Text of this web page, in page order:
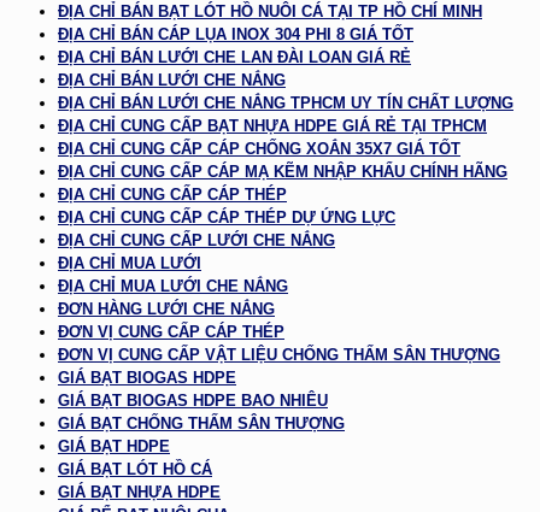
ĐỊA CHỈ BÁN BẠT LÓT HỒ NUÔI CÁ TẠI TP HỒ CHÍ MINH
ĐỊA CHỈ BÁN CÁP LỤA INOX 304 PHI 8 GIÁ TỐT
ĐỊA CHỈ BÁN LƯỚI CHE LAN ĐÀI LOAN GIÁ RẺ
ĐỊA CHỈ BÁN LƯỚI CHE NẮNG
ĐỊA CHỈ BÁN LƯỚI CHE NẮNG TPHCM UY TÍN CHẤT LƯỢNG
ĐỊA CHỈ CUNG CẤP BẠT NHỰA HDPE GIÁ RẺ TẠI TPHCM
ĐỊA CHỈ CUNG CẤP CÁP CHỐNG XOẮN 35X7 GIÁ TỐT
ĐỊA CHỈ CUNG CẤP CÁP MẠ KẼM NHẬP KHẨU CHÍNH HÃNG
ĐỊA CHỈ CUNG CẤP CÁP THÉP
ĐỊA CHỈ CUNG CẤP CÁP THÉP DỰ ỨNG LỰC
ĐỊA CHỈ CUNG CẤP LƯỚI CHE NẮNG
ĐỊA CHỈ MUA LƯỚI
ĐỊA CHỈ MUA LƯỚI CHE NẮNG
ĐƠN HÀNG LƯỚI CHE NẮNG
ĐƠN VỊ CUNG CẤP CÁP THÉP
ĐƠN VỊ CUNG CẤP VẬT LIỆU CHỐNG THẤM SÂN THƯỢNG
GIÁ BẠT BIOGAS HDPE
GIÁ BẠT BIOGAS HDPE BAO NHIÊU
GIÁ BẠT CHỐNG THẤM SÂN THƯỢNG
GIÁ BẠT HDPE
GIÁ BẠT LÓT HỒ CÁ
GIÁ BẠT NHỰA HDPE